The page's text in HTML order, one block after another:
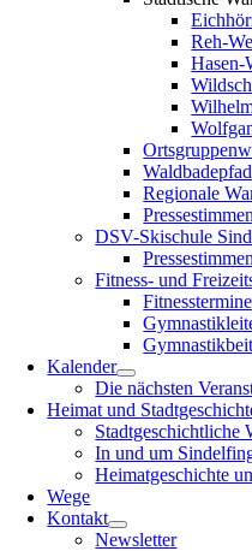
Reh-
Hasen-
Waldbadepfad
Regionale
DSV-Skischule
Fitness- und
Fitnesstermine
Kalender
Die nächsten
Heimat und
Stadtgeschichtliche
In und um
Heimatgeschichte
Wege
Kontakt
Newsletter